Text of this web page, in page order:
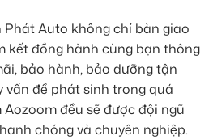
Auto không chỉ bàn giao
kết đồng hành cùng bạn thông
bảo hành, bảo dưỡng tận
vấn đề phát sinh trong quá
đều sẽ được đội ngũ
chóng và chuyên nghiệp.